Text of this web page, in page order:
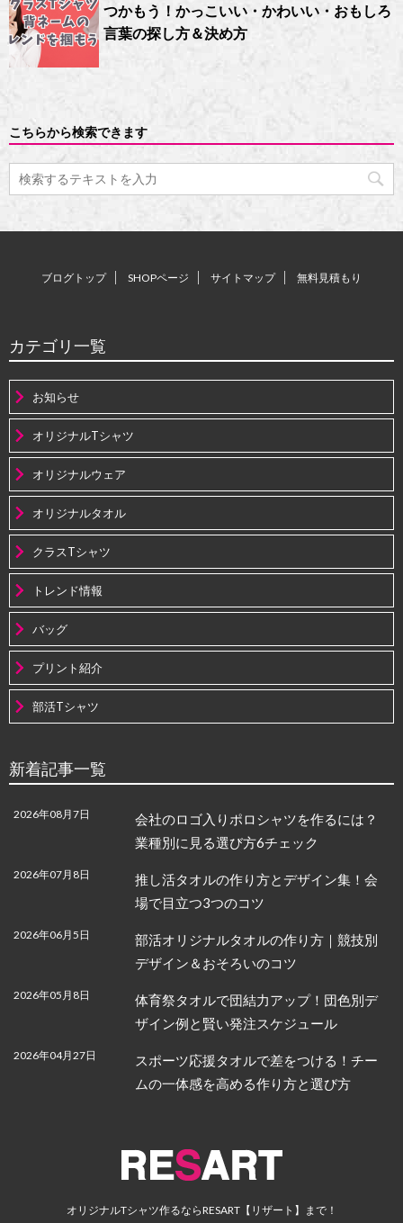
つかもう！かっこいい・かわいい・おもしろ
言葉の探し方＆決め方
こちらから検索できます
ブログトップ SHOPページ サイトマップ 無料見積もり
カテゴリ一覧
お知らせ
オリジナルTシャツ
オリジナルウェア
オリジナルタオル
クラスTシャツ
トレンド情報
バッグ
プリント紹介
部活Tシャツ
新着記事一覧
2026年08月7日
会社のロゴ入りポロシャツを作るには？
業種別に見る選び方6チェック
2026年07月8日
推し活タオルの作り方とデザイン集！会
場で目立つ3つのコツ
2026年06月5日
部活オリジナルタオルの作り方｜競技別
デザイン＆おそろいのコツ
2026年05月8日
体育祭タオルで団結力アップ！団色別デ
ザイン例と賢い発注スケジュール
2026年04月27日
スポーツ応援タオルで差をつける！チー
ムの一体感を高める作り方と選び方
オリジナルTシャツ作るならRESART【リザート】まで！